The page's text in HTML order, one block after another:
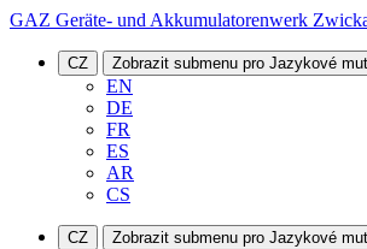
GAZ Geräte- und Akkumulatorenwerk
CZ Zobrazit submenu pro Jazykové
EN
DE
FR
ES
AR
CS
CZ Zobrazit submenu pro Jazykové